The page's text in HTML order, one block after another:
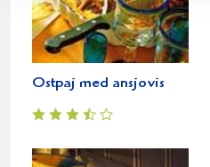
Ostpaj med ansjovis